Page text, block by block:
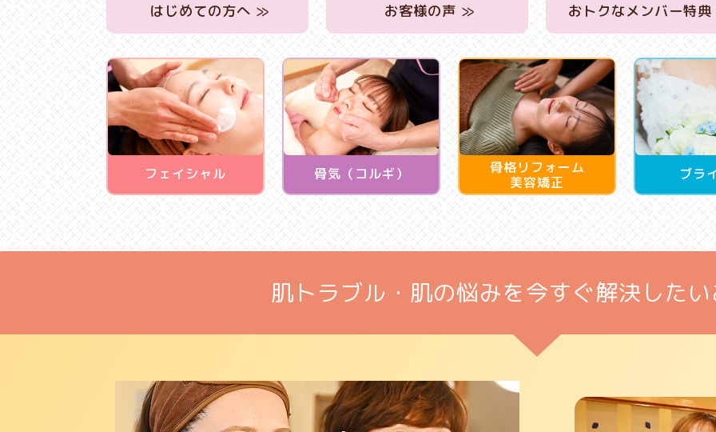
はじめての方へ ≫ お客様の声 ≫ おトクなメンバー特
フェイシャル 骨気（コルギ）
骨格リフォーム
美容矯正
ブラ
肌トラブル・肌の悩みを今すぐ解決した